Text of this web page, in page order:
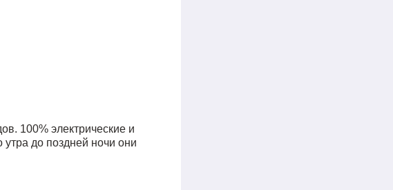
100% электрические и
до поздней ночи они